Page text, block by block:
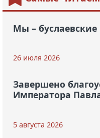
Мы – буслаевские
26 июля 2026
Завершено
Императора
5 августа 2026